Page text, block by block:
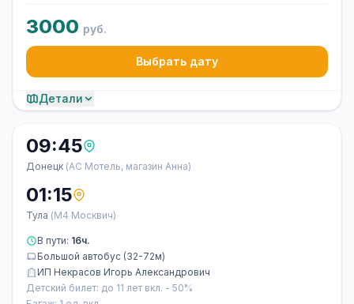
3000 руб.
Выбрать дату
Детали
09:45
Донецк (АС Мотель, магазин Анна)
01:15
Тула (М4 Москвич)
В пути: 16ч.
Большой автобус (32-72м)
ИП Некрасов Игорь Александрович
Детский билет: до 11 лет вкл. - 50%